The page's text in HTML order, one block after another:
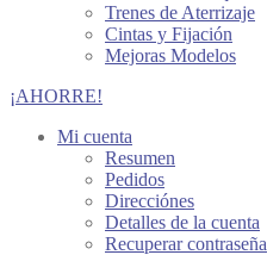
Trenes de Aterrizaje
Cintas y Fijación
Mejoras Modelos
¡AHORRE!
Mi cuenta
Resumen
Pedidos
Direcciónes
Detalles de la cuenta
Recuperar contraseña